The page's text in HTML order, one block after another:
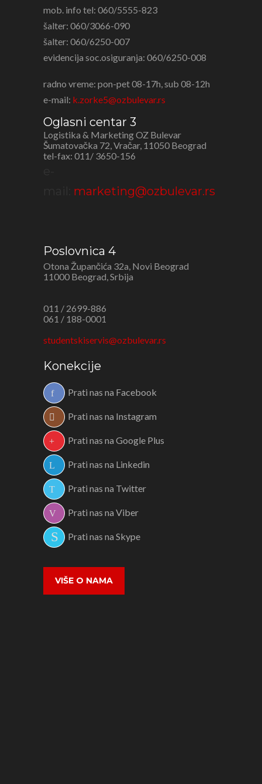
mob. info tel: 060/5555-823
šalter: 060/3066-090
šalter: 060/6250-007
evidencija soc.osiguranja: 060/6250-008
radno vreme: pon-pet 08-17h, sub 08-12h
e-mail: k.zorke5@ozbulevar.rs
Oglasni centar 3
Logistika & Marketing OZ Bulevar
Šumatovačka 72, Vračar, 11050 Beograd
tel-fax: 011/ 3650-156
marketing@ozbulevar.rs
Poslovnica 4
Otona Župančića 32a, Novi Beograd
11000 Beograd, Srbija
011 / 2699-886
061 / 188-0001
studentskiservis@ozbulevar.rs
Konekcije
Prati nas na Facebook
Prati nas na Instagram
Prati nas na Google Plus
Prati nas na Linkedin
Prati nas na Twitter
Prati nas na Viber
Prati nas na Skype
VIŠE O NAMA